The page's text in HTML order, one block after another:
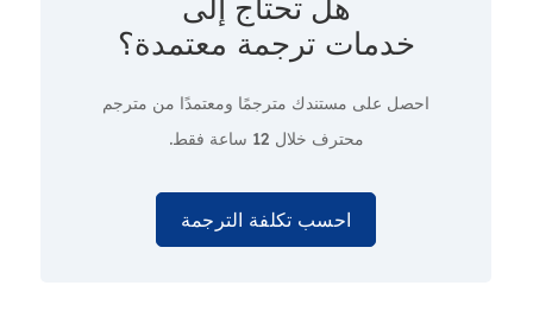
خدمات ترجمة معتمدة؟
احصل على مستندك مترجمًا ومعتمدًا من مترجم
محترف خلال 12 ساعة فقط.
احسب تكلفة الترجمة